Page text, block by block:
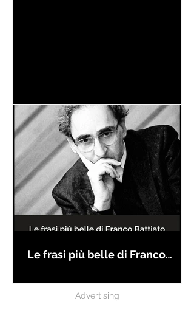
Le frasi più belle di Franco
Advertising